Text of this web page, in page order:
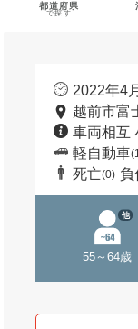
都道府県
で探す
2022年4
越前市富
車両相互
軽自動車
死亡(0) 負
55～64歳
他